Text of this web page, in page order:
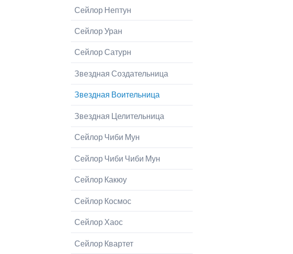
Сейлор Нептун
Сейлор Уран
Сейлор Сатурн
Звездная Создательница
Звездная Воительница
Звездная Целительница
Сейлор Чиби Мун
Сейлор Чиби Чиби Мун
Сейлор Какюу
Сейлор Космос
Сейлор Хаос
Сейлор Квартет